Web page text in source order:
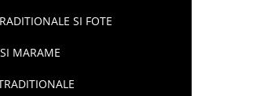
SI FOTE
MARAME